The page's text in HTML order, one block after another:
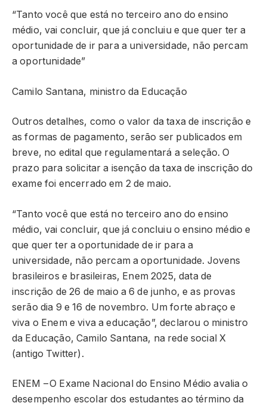
“Tanto você que está no terceiro ano do ensino
médio, vai concluir, que já concluiu e que quer ter a
oportunidade de ir para a universidade, não percam
a oportunidade”
Camilo Santana, ministro da Educação
Outros detalhes, como o valor da taxa de inscrição e
as formas de pagamento, serão ser publicados em
breve, no edital que regulamentará a seleção. O
prazo para solicitar a isenção da taxa de inscrição do
exame foi encerrado em 2 de maio.
“Tanto você que está no terceiro ano do ensino
médio, vai concluir, que já concluiu o ensino médio e
que quer ter a oportunidade de ir para a
universidade, não percam a oportunidade. Jovens
brasileiros e brasileiras, Enem 2025, data de
inscrição de 26 de maio a 6 de junho, e as provas
serão dia 9 e 16 de novembro. Um forte abraço e
viva o Enem e viva a educação”, declarou o ministro
da Educação, Camilo Santana, na rede social X
(antigo Twitter).
ENEM – O Exame Nacional do Ensino Médio avalia o
desempenho escolar dos estudantes ao término da